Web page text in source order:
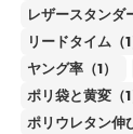
レザースタンダ
リードタイム（1
ヤング率（1）
ポリ袋と黄変（1
ポリウレタン伸